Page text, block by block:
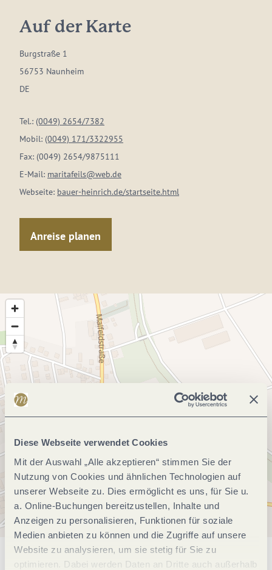
Diese Webseite verwendet Cookies
Mit der Auswahl „Alle akzeptieren“ stimmen Sie der
Nutzung von Cookies und ähnlichen Technologien auf
unserer Webseite zu. Dies ermöglicht es uns, für Sie u.
a. Online-Buchungen bereitzustellen, Inhalte und
Anzeigen zu personalisieren, Funktionen für soziale
Medien anbieten zu können und die Zugriffe auf unsere
Website zu analysieren, um sie stetig für Sie zu
optimieren. Dabei werden Daten an Dritte auch außerhalb
Auf der Karte
Burgstraße 1
56753 Naunheim
DE
Tel.: (0049) 2654/7382
Mobil: (0049) 171/3322955
Fax: (0049) 2654/9875111
E-Mail: maritafeils@web.de
Webseite: bauer-heinrich.de/startseite.html
Anreise planen
Allgemeine Informationen